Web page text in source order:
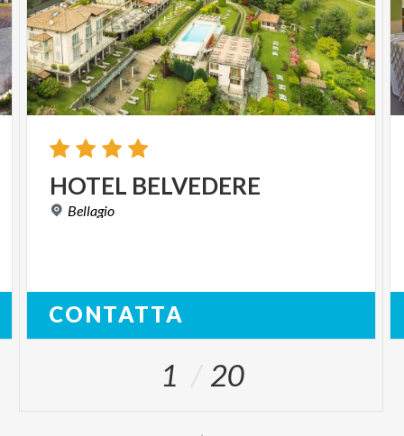
HOTEL BELVEDERE
Bellagio
CONTATTA
1 20